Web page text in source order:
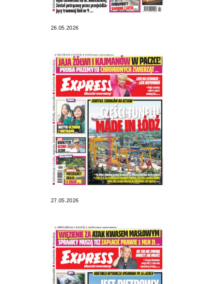
26.05.2026
27.05.2026